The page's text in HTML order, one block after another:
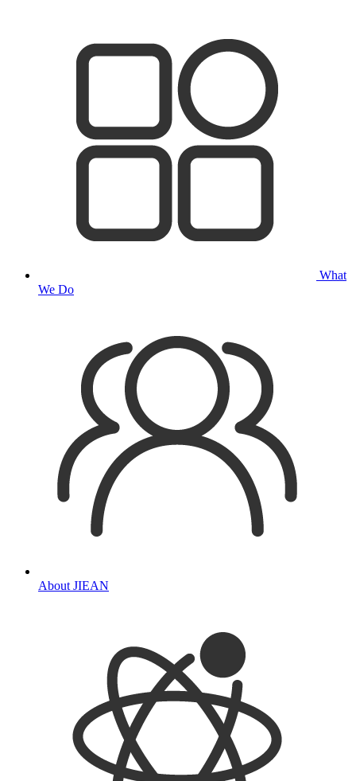
What
We Do
About JIEAN